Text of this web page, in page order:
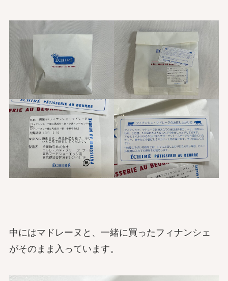
中にはマドレーヌと、一緒に買ったフィナンシェ
がそのまま入っています。